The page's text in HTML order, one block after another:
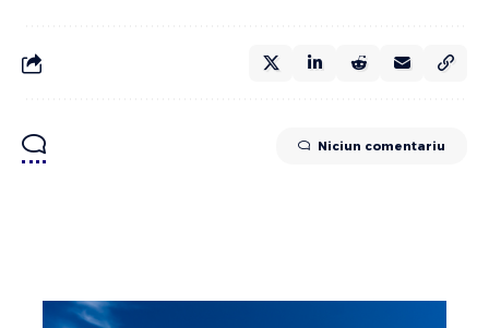
Niciun comentariu